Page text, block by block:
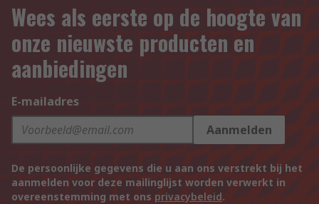
Wees als eerste op de hoogte van
onze nieuwste producten en
aanbiedingen
E-mailadres
Aanmelden
De persoonlijke gegevens die u aan ons verstrekt bij het
aanmelden voor deze mailinglijst worden verwerkt in
overeenstemming met ons privacybeleid.